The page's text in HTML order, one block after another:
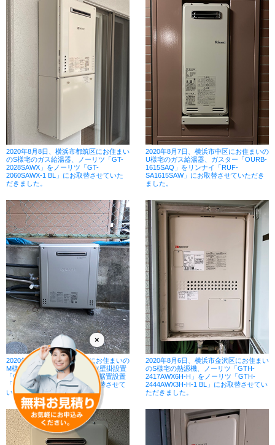
2020年8月8日、横浜市都筑区にお住まい
のS様宅のガス給湯器、ノーリツ「GT-
2028SAWX」をノーリツ「GT-
2060SAWX-1 BL」にお取替させていた
だきました。
2020年8月7日、横浜市中区にお住まいの
U様宅のガス給湯器、ガスター「OURB-
1615SAQ」をリンナイ「RUF-
SA1615SAW」にお取替させていただき
ました。
2020年8月7日、横浜市中区にお住まいの
M様宅のガス給湯器、ノーリツ壁掛設置
「GT-2427SAWX」をノーリツ据置設置
「GT-C2462SARX BL」にお取替させて
いただきました。
2020年8月6日、横浜市金沢区にお住まい
のS様宅の熱源機、ノーリツ「GTH-
2417AWX6H-H」をノーリツ「GTH-
2444AWX3H-H-1 BL」にお取替させてい
ただきました。
×